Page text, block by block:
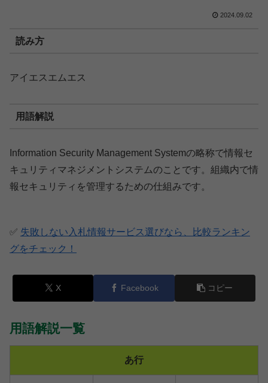
2024.09.02
読み方
アイエスエムエス
用語解説
Information Security Management Systemの略称で情報セ
キュリティマネジメントシステムのことです。組織内で情
報セキュリティを管理するための仕組みです。
✅ 失敗しない入札情報サービス選びなら、比較ランキン
グをチェック！
X Facebook コピー
用語解説一覧
あ行